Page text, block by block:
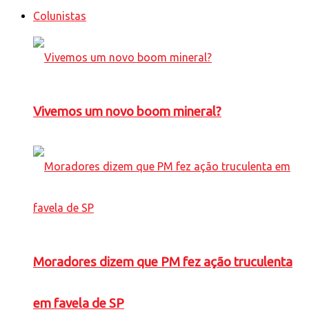
Colunistas
Vivemos um novo boom mineral?
Moradores dizem que PM fez ação truculenta
em favela de SP